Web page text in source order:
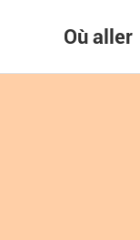
Où aller